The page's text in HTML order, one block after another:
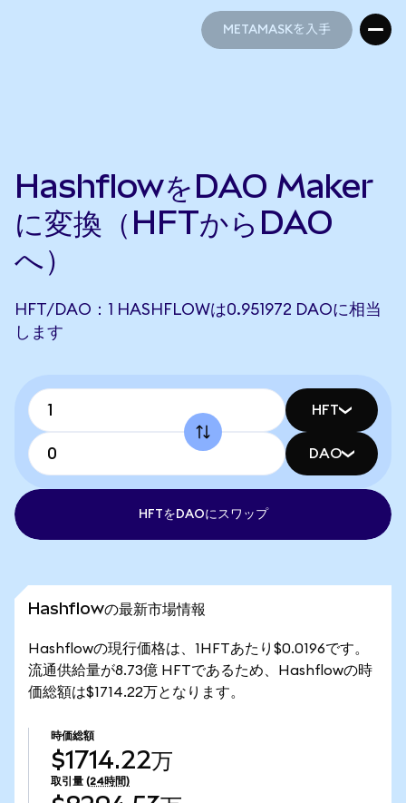
METAMASKを入手
HashflowをDAO Maker
に変換（HFTからDAO
へ）
HFT/DAO：1 HASHFLOWは0.951972 DAOに相当
します
HFT
DAO
HFTをDAOにスワップ
Hashflowの最新市場情報
Hashflowの現行価格は、1HFTあたり$0.0196です。
流通供給量が8.73億 HFTであるため、Hashflowの時
価総額は$1714.22万となります。
時価総額
$1714.22万
取引量 (24時間)